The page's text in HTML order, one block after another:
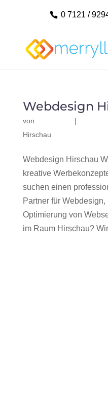
0 7121 /
Webdesign
von |
Hirschau
Webdesign Hirschau
kreative
suchen einen
Partner für
Optimierung von
im Raum Hirschau?